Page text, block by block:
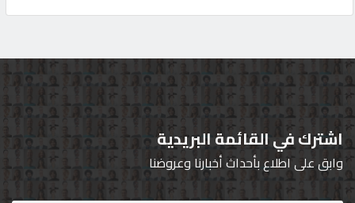
اشترك في القائمة البريدية
وابق على اطلاع بأحداث أخبارنا وعروضنا